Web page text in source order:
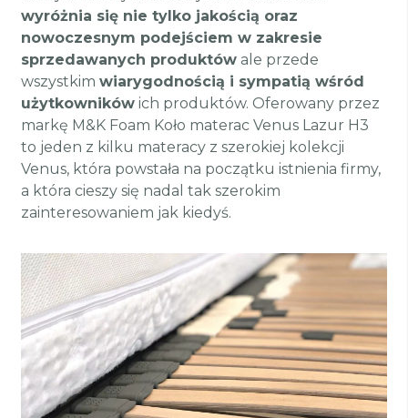
wyróżnia się nie tylko jakością oraz
nowoczesnym podejściem w zakresie
sprzedawanych produktów ale przede
wszystkim wiarygodnością i sympatią wśród
użytkowników ich produktów. Oferowany przez
markę M&K Foam Koło materac Venus Lazur H3
to jeden z kilku materacy z szerokiej kolekcji
Venus, która powstała na początku istnienia firmy,
a która cieszy się nadal tak szerokim
zainteresowaniem jak kiedyś.